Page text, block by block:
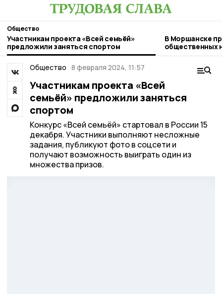
Общество
Участникам проекта «Всей семьёй»
предложили заняться спортом
В Моршанске
общественных
Общество 8 февраля 2024, 11:57
Участникам проекта «Всей
семьёй» предложили заняться
спортом
Конкурс «Всей семьёй» стартовал в России 15
декабря. Участники выполняют несложные
задания, публикуют фото в соцсети и
получают возможность выиграть один из
множества призов.